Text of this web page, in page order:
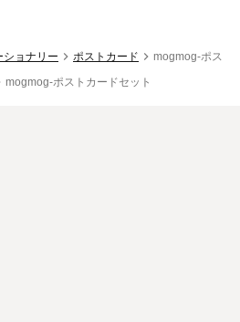
ショナリー ポストカード
mogmog-ポスト
mogmog-ポストカードセット